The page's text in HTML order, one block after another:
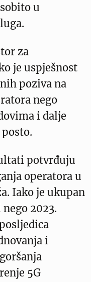
u
za
je uspješnost
poziva na
nego
i dalje
potvrđuju
operatora u
Iako je ukupan
2023.
i
5G